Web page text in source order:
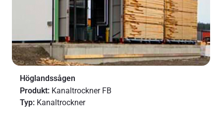
Höglandssågen
Produkt: Kanaltrockner FB
Typ: Kanaltrockner